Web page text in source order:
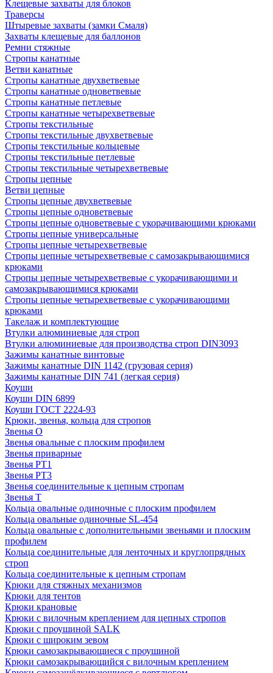
Клещевые захваты для блоков
Траверсы
Штыревые захваты (замки Смаля)
Захваты клещевые для баллонов
Ремни стяжные
Стропы канатные
Ветви канатные
Стропы канатные двухветвевые
Стропы канатные одноветвевые
Стропы канатные петлевые
Стропы канатные четырехветвевые
Стропы текстильные
Стропы текстильные двухветвевые
Стропы текстильные кольцевые
Стропы текстильные петлевые
Стропы текстильные четырехветвевые
Стропы цепные
Ветви цепные
Стропы цепные двухветвевые
Стропы цепные одноветвевые
Стропы цепные одноветвевые с укорачивающими крюками
Стропы цепные универсальные
Стропы цепные четырехветвевые
Стропы цепные четырехветвевые с самозакрывающимися
крюками
Стропы цепные четырехветвевые с укорачивающими и
самозакрывающимися крюками
Стропы цепные четырехветвевые с укорачивающими
крюками
Такелаж и комплектующие
Втулки алюминиевые для строп
Втулки алюминиевые для производства строп DIN3093
Зажимы канатные винтовые
Зажимы канатные DIN 1142 (грузовая серия)
Зажимы канатные DIN 741 (легкая серия)
Коуши
Коуши DIN 6899
Коуши ГОСТ 2224-93
Крюки, звенья, кольца для стропов
Звенья О
Звенья овальные с плоским профилем
Звенья приварные
Звенья РТ1
Звенья РТ3
Звенья соединительные к цепным стропам
Звенья Т
Кольца овальные одиночные c плоским профилем
Кольца овальные одиночные SL-454
Кольца овальные с дополнительными звеньями и плоским
профилем
Кольца соединительные для ленточных и круглопрядных
строп
Кольца соединительные к цепным стропам
Крюки для стяжных механизмов
Крюки для тентов
Крюки крановые
Крюки с вилочным креплением для цепных стропов
Крюки с проушиной SALK
Крюки с широким зевом
Крюки самозакрывающиеся с проушиной
Крюки самозакрывающийся с вилочным креплением